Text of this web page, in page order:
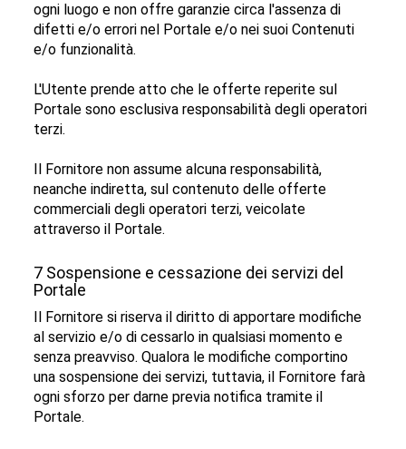
ogni luogo e non offre garanzie circa l'assenza di
difetti e/o errori nel Portale e/o nei suoi Contenuti
e/o funzionalità.
L'Utente prende atto che le offerte reperite sul
Portale sono esclusiva responsabilità degli operatori
terzi.
Il Fornitore non assume alcuna responsabilità,
neanche indiretta, sul contenuto delle offerte
commerciali degli operatori terzi, veicolate
attraverso il Portale.
7 Sospensione e cessazione dei servizi del
Portale
Il Fornitore si riserva il diritto di apportare modifiche
al servizio e/o di cessarlo in qualsiasi momento e
senza preavviso. Qualora le modifiche comportino
una sospensione dei servizi, tuttavia, il Fornitore farà
ogni sforzo per darne previa notifica tramite il
Portale.